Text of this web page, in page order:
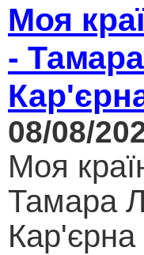
Моя
-
08/08/
Моя
Тамара
Кар'єрна